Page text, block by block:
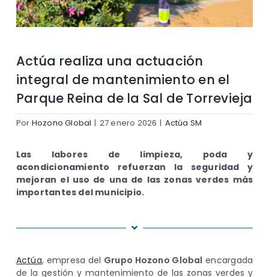
Actúa realiza una actuación
integral de mantenimiento en el
Parque Reina de la Sal de Torrevieja
Por Hozono Global | 27 enero 2026 | Actúa SM
Las labores de limpieza, poda y
acondicionamiento refuerzan la seguridad y
mejoran el uso de una de las zonas verdes más
importantes del municipio.
Actúa, empresa del Grupo Hozono Global encargada
de la gestión y mantenimiento de las zonas verdes y